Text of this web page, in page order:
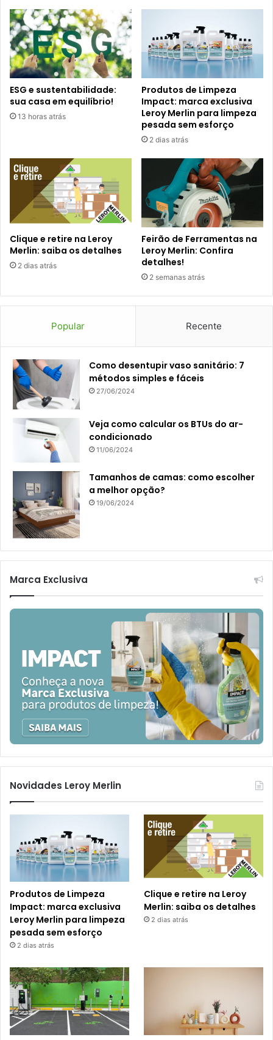
ESG e sustentabilidade:
sua casa em equilíbrio!
13 horas atrás
Produtos de Limpeza
Impact: marca exclusiva
Leroy Merlin para limpeza
pesada sem esforço
2 dias atrás
Clique e retire na Leroy
Merlin: saiba os detalhes
2 dias atrás
Feirão de Ferramentas na
Leroy Merlin: Confira
detalhes!
2 semanas atrás
Popular Recente
Como desentupir vaso sanitário: 7
métodos simples e fáceis
27/06/2024
Veja como calcular os BTUs do ar-
condicionado
11/06/2024
Tamanhos de camas: como escolher
a melhor opção?
19/06/2024
Marca Exclusiva
Novidades Leroy Merlin
Produtos de Limpeza
Impact: marca exclusiva
Leroy Merlin para limpeza
pesada sem esforço
2 dias atrás
Clique e retire na Leroy
Merlin: saiba os detalhes
2 dias atrás